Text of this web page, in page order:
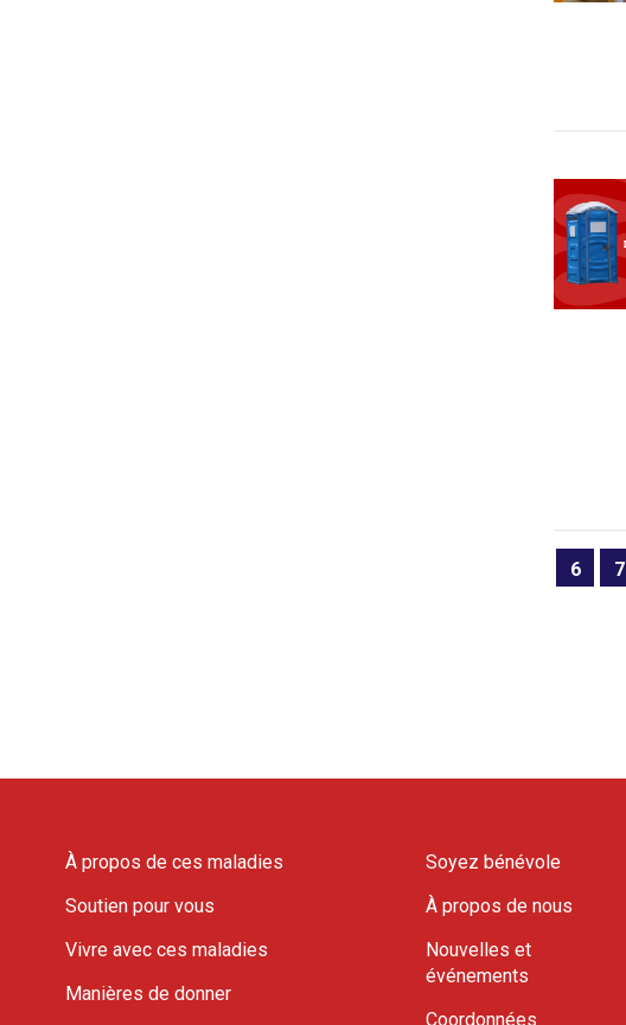
6 7
À propos de ces maladies
Soutien pour vous
Vivre avec ces maladies
Manières de donner
Soyez bénévole
À propos de nous
Nouvelles et
événements
Coordonnées